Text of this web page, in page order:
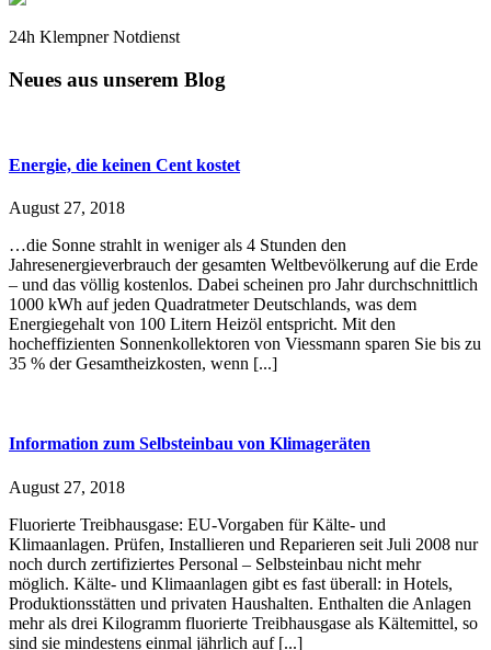
24h Klempner Notdienst
Neues aus unserem Blog
Energie, die keinen Cent kostet
August 27, 2018
…die Sonne strahlt in weniger als 4 Stunden den
Jahresenergieverbrauch der gesamten Weltbevölkerung auf die Erde
– und das völlig kostenlos. Dabei scheinen pro Jahr durchschnittlich
1000 kWh auf jeden Quadratmeter Deutschlands, was dem
Energiegehalt von 100 Litern Heizöl entspricht. Mit den
hocheffizienten Sonnenkollektoren von Viessmann sparen Sie bis zu
35 % der Gesamtheizkosten, wenn [...]
Information zum Selbsteinbau von Klimageräten
August 27, 2018
Fluorierte Treibhausgase: EU-Vorgaben für Kälte- und
Klimaanlagen. Prüfen, Installieren und Reparieren seit Juli 2008 nur
noch durch zertifiziertes Personal – Selbsteinbau nicht mehr
möglich. Kälte- und Klimaanlagen gibt es fast überall: in Hotels,
Produktionsstätten und privaten Haushalten. Enthalten die Anlagen
mehr als drei Kilogramm fluorierte Treibhausgase als Kältemittel, so
sind sie mindestens einmal jährlich auf [...]